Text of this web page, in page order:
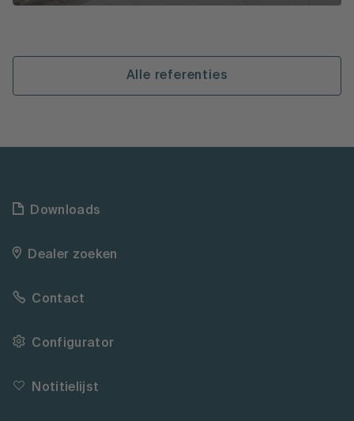
Alle referenties
Downloads
Dealer zoeken
Contact
Configurator
Notitielijst